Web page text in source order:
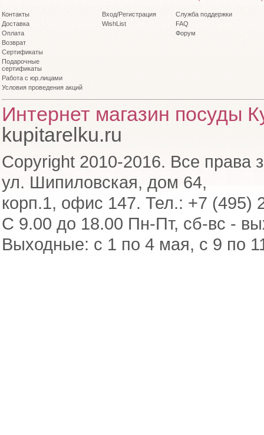
Контакты
Доставка
Оплата
Возврат
Сертификаты
Подарочные
сертификаты
Работа с юр.лицами
Условия проведения акций
Вход/Регистрация
WishList
Служба поддержки
FAQ
Форум
Интернет магазин посуды
kupitarelku.ru
Copyright 2010-2016. Все права
ул. Шипиловская, дом 64,
корп.1, офис 147. Тел.: +7 (495)
С 9.00 до 18.00 Пн-Пт, сб-вс -
Выходные: с 1 по 4 мая, с 9 по